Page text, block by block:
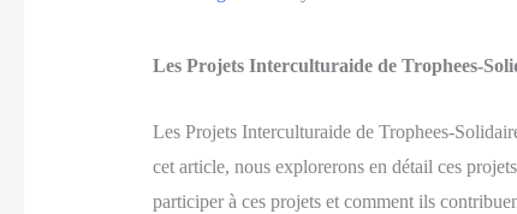
Les Projets Interculturaide de Trophees-
Les Projets Interculturaide de Trophees-
cet article, nous explorerons en détail ces
participer à ces projets et comment ils